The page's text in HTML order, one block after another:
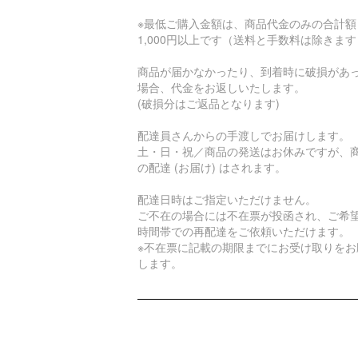
※最低ご購入金額は、商品代金のみの合計額
1,000円以上です（送料と手数料は除きます
商品が届かなかったり、到着時に破損があ
場合、代金をお返しいたします。
(破損分はご返品となります)
配達員さんからの手渡しでお届けします。
土・日・祝／商品の発送はお休みですが、
の配達 (お届け) はされます。
配達日時はご指定いただけません。
ご不在の場合には不在票が投函され、ご希
時間帯での再配達をご依頼いただけます。
※不在票に記載の期限までにお受け取りを
します。